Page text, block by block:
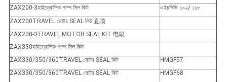
ZAX200-3হাইড্রোলিক পাম্প সিল কিট
এইচপিভি ১০২/ ১১৮
ZAX200TRAVEL মোটর SEAL কিট 直喷
ZAX200-3TRAVEL MOTOR SEAL KIT 电喷
ZAX330হাইড্রোলিক পাম্প সিল কিট
ZAX330/350/360TRAVEL মোটর SEAL কিট
HMGF57
ZAX330/350/360TRAVEL মোটর SEAL কিট
HMGF68